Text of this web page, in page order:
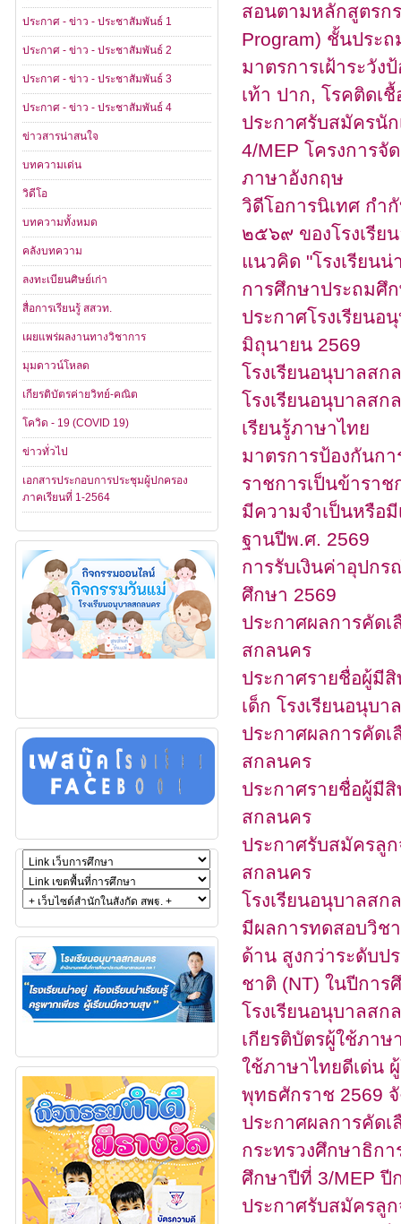
สอนตามหลักสูตรก
Program) ชั้นประ
มาตรการเฝ้าระวั
เท้า ปาก, โรคติดเ
ประกาศรับสมัครนั
4/MEP โครงการจั
ภาษาอังกฤษ
วิดีโอการนิเทศ กำ
๒๕๖๙ ของโรงเรีย
แนวคิด "โรงเรียน
การศึกษาประถมศึ
ประกาศโรงเรียน
มิถุนายน 2569
โรงเรียนอนุบาลส
โรงเรียนอนุบาลส
เรียนรู้ภาษาไทย
มาตรการป้องกันกา
ราชการเป็นข้ารา
มีความจำเป็นหรือ
ฐานปีพ.ศ. 2569
การรับเงินค่าอุปกร
ศึกษา 2569
ประกาศผลการคัดเ
สกลนคร
ประกาศรายชื่อผู้มี
เด็ก โรงเรียนอนุบ
ประกาศผลการคัดเ
สกลนคร
ประกาศรายชื่อผู้มีสิ
สกลนคร
ประกาศรับสมัครลูก
สกลนคร
โรงเรียนอนุบาลส
มีผลการทดสอบวิช
ด้าน สูงกว่าระดับป
ชาติ (NT) ในปีการ
โรงเรียนอนุบาลส
เกียรติบัตรผู้ใช้ภา
ใช้ภาษาไทยดีเด่น
พุทธศักราช 2569
ประกาศผลการคัด
กระทรวงศึกษาธิก
ศึกษาปีที่ 3/MEP ปี
ประกาศรับสมัครลู
ประกาศ - ข่าว - ประชาสัมพันธ์ 1
ประกาศ - ข่าว - ประชาสัมพันธ์ 2
ประกาศ - ข่าว - ประชาสัมพันธ์ 3
ประกาศ - ข่าว - ประชาสัมพันธ์ 4
ข่าวสารน่าสนใจ
บทความเด่น
วิดีโอ
บทความทั้งหมด
คลังบทความ
ลงทะเบียนศิษย์เก่า
สื่อการเรียนรู้ สสวท.
เผยแพร่ผลงานทางวิชาการ
มุมดาวน์โหลด
เกียรติบัตรค่ายวิทย์-คณิต
โควิด - 19 (COVID 19)
ข่าวทั่วไป
เอกสารประกอบการประชุมผู้ปกครอง
ภาคเรียนที่ 1-2564